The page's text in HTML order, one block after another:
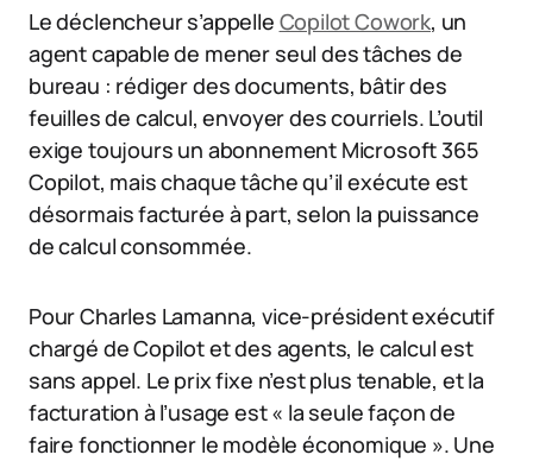
Le déclencheur s’appelle Copilot Cowork, un
agent capable de mener seul des tâches de
bureau : rédiger des documents, bâtir des
feuilles de calcul, envoyer des courriels. L’outil
exige toujours un abonnement Microsoft 365
Copilot, mais chaque tâche qu’il exécute est
désormais facturée à part, selon la puissance
de calcul consommée.
Pour Charles Lamanna, vice-président exécutif
chargé de Copilot et des agents, le calcul est
sans appel. Le prix fixe n’est plus tenable, et la
facturation à l’usage est « la seule façon de
faire fonctionner le modèle économique ». Une